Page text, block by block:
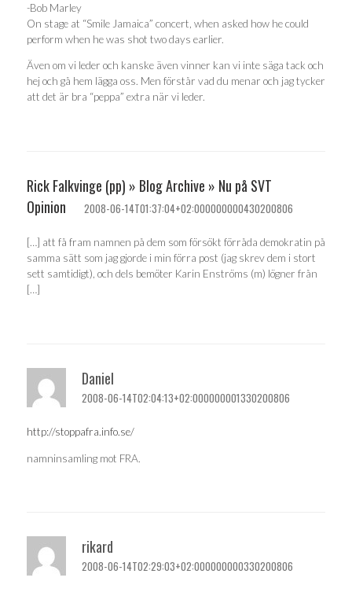
-Bob Marley
On stage at “Smile Jamaica” concert, when asked how he could
perform when he was shot two days earlier.
Även om vi leder och kanske även vinner kan vi inte säga tack och
hej och gå hem lägga oss. Men förstår vad du menar och jag tycker
att det är bra “peppa” extra när vi leder.
Rick Falkvinge (pp) » Blog Archive » Nu på SVT
Opinion
2008-06-14T01:37:04+02:000000000430200806
[…] att få fram namnen på dem som försökt förråda demokratin på
samma sätt som jag gjorde i min förra post (jag skrev dem i stort
sett samtidigt), och dels bemöter Karin Enströms (m) lögner från
[…]
Daniel
2008-06-14T02:04:13+02:000000001330200806
http://stoppafra.info.se/
namninsamling mot FRA.
rikard
2008-06-14T02:29:03+02:000000000330200806